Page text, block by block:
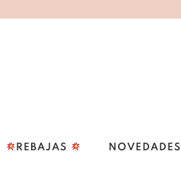
REBAJAS NOVEDADES